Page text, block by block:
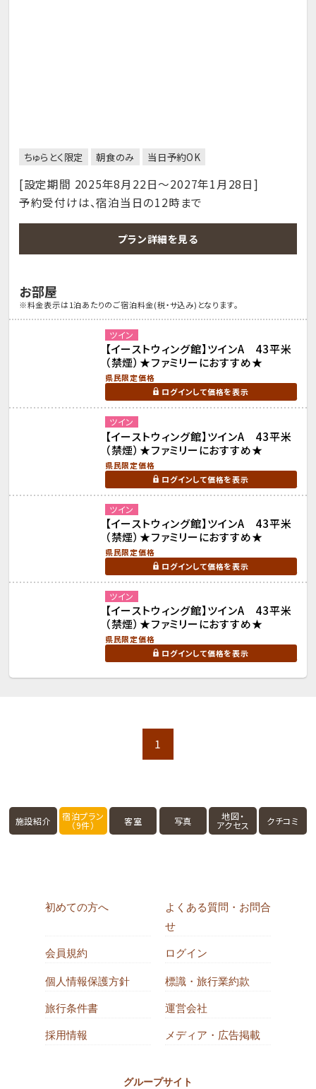
ちゅらとく限定 朝食のみ 当日予約OK
[設定期間 2025年8月22日～2027年1月28日]
予約受付けは、宿泊当日の12時まで
プラン詳細を見る
お部屋
※料金表示は1泊あたりのご宿泊料金(税・サ込み)となります。
ツイン
【イーストウィング館】ツインA 43平米
（禁煙）★ファミリーにおすすめ★
県民限定価格
ログインして価格を表示
ツイン
【イーストウィング館】ツインA 43平米
（禁煙）★ファミリーにおすすめ★
県民限定価格
ログインして価格を表示
ツイン
【イーストウィング館】ツインA 43平米
（禁煙）★ファミリーにおすすめ★
県民限定価格
ログインして価格を表示
ツイン
【イーストウィング館】ツインA 43平米
（禁煙）★ファミリーにおすすめ★
県民限定価格
ログインして価格を表示
1
施設紹介 宿泊プラン
（9件） 客室 写真 地図・
アクセス クチコミ
初めての方へ
よくある質問・お問合
せ
会員規約 ログイン
個人情報保護方針 標識・旅行業約款
旅行条件書 運営会社
採用情報 メディア・広告掲載
グループサイト